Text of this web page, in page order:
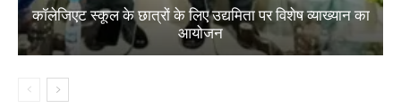
कॉलेजिएट स्कूल के छात्रों के लिए उद्यमिता पर विशेष व्याख्यान का
आयोजन